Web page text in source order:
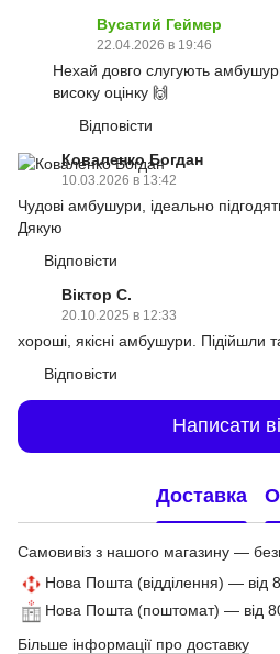
Вусатий Геймер
22.04.2026 в 19:46
Нехай довго слугують
високу оцінку 🙌
Відповісти
Коваленко Богдан
10.03.2026 в 13:42
Чудові амбушури, ідеально
Дякую
Відповісти
Віктор С.
20.10.2025 в 12:33
хороші, якісні амбушури. Підійшли
Відповісти
Написати
Доставка
Самовивіз з нашого магазину —
Нова Пошта (відділення) — від
Нова Пошта (поштомат) — від
Більше інформації про доставку